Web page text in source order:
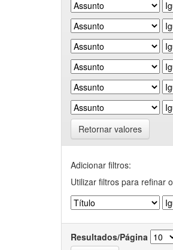
Retornar valores
Adicionar filtros:
Utilizar filtros para refinar
Resultados/Página